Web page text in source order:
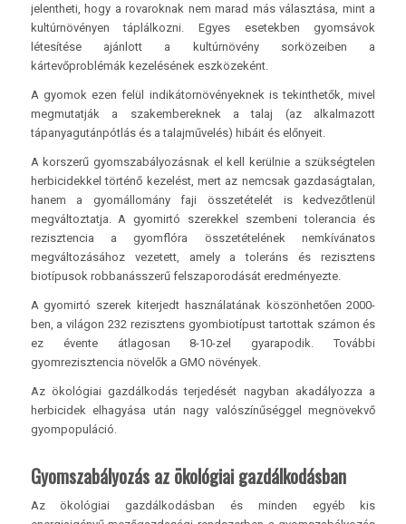
jelentheti, hogy a rovaroknak nem marad más választása, mint a
kultúrnövényen táplálkozni. Egyes esetekben gyomsávok
létesítése ajánlott a kultúrnövény sorközeiben a
kártevőproblémák kezelésének eszközeként.
A gyomok ezen felül indikátornövényeknek is tekinthetők, mivel
megmutatják a szakembereknek a talaj (az alkalmazott
tápanyagutánpótlás és a talajművelés) hibáit és előnyeit.
A korszerű gyomszabályozásnak el kell kerülnie a szükségtelen
herbicidekkel történő kezelést, mert az nemcsak gazdaságtalan,
hanem a gyomállomány faji összetételét is kedvezőtlenül
megváltoztatja. A gyomirtó szerekkel szembeni tolerancia és
rezisztencia a gyomflóra összetételének nemkívánatos
megváltozásához vezetett, amely a toleráns és rezisztens
biotípusok robbanásszerű felszaporodását eredményezte.
A gyomirtó szerek kiterjedt használatának köszönhetően 2000-
ben, a világon 232 rezisztens gyombiotípust tartottak számon és
ez évente átlagosan 8-10-zel gyarapodik. További
gyomrezisztencia növelők a GMO növények.
Az ökológiai gazdálkodás terjedését nagyban akadályozza a
herbicidek elhagyása után nagy valószínűséggel megnövekvő
gyompopuláció.
Gyomszabályozás az ökológiai gazdálkodásban
Az ökológiai gazdálkodásban és minden egyéb kis